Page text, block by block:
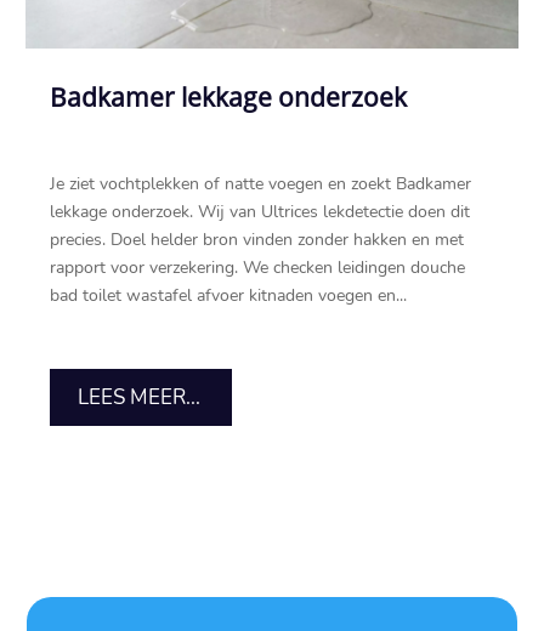
Badkamer lekkage onderzoek
Je ziet vochtplekken of natte voegen en zoekt Badkamer
lekkage onderzoek.​ Wij van Ultrices lekdetectie doen dit
precies.​ Doel helder bron vinden zonder hakken en met
rapport voor verzekering.​ We checken leidingen douche
bad toilet wastafel afvoer kitnaden voegen en...
LEES MEER...